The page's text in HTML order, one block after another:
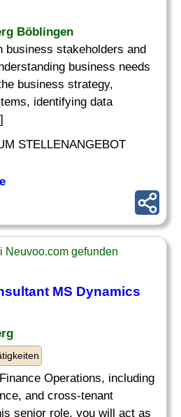
Böblingen
business stakeholders and
business needs
business strategy,
identifying data
STELLENANGEBOT
Neuvoo.com gefunden
MS Dynamics
Operations, including
and cross-tenant
senior role, you will act as